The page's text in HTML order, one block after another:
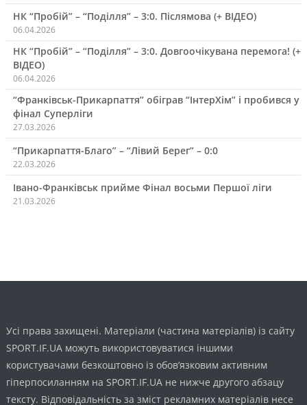
НК “Пробій” – “Поділля” – 3:0. Післямова (+ ВІДЕО)
06.04.2026
НК “Пробій” – “Поділля” – 3:0. Довгоочікувана перемога! (+
ВІДЕО)
06.04.2026
“Франківськ-Прикарпаття” обіграв “ІнтерХім” і пробився у
фінал Суперліги
27.03.2026
“Прикарпаття-Благо” – “Лівий Берег” – 0:0
22.03.2026
Івано-Франківськ прийме Фінал восьми Першої ліги
21.03.2026
Усі права захищені. Матеріали (частина матеріалів) із сайту
SPORT.IF.UA можуть використовуватися іншими
користувачами безкоштовно із обов’язковим активним
гіперпосиланням на SPORT.IF.UA не нижче другого абзацу
тексту. Відповідальність за зміст рекламних матеріалів несе